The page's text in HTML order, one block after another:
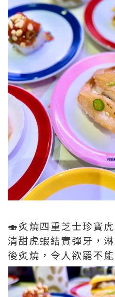
🍣炙燒四重芝士珍寶
清甜虎蝦結實彈牙，
後炙燒，令人欲罷不